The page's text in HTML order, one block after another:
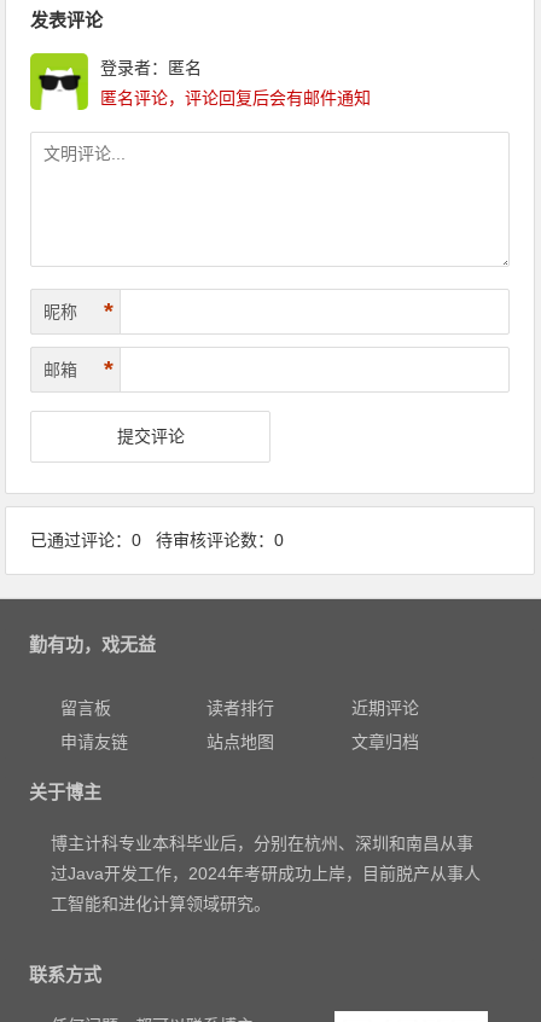
发表评论
登录者：匿名
匿名评论，评论回复后会有邮件通知
昵称 *
邮箱 *
已通过评论：0 待审核评论数：0
勤有功，戏无益
留言板 读者排行
近期评论
申请友链
站点地图 文章归档
关于博主
博主计科专业本科毕业后，分别在杭州、深圳和南昌从事
过Java开发工作，2024年考研成功上岸，目前脱产从事人
工智能和进化计算领域研究。
联系方式